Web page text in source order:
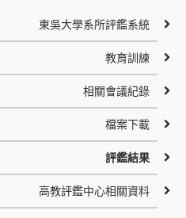
東吳大學系所評鑑系統
教育訓練
相關會議紀錄
檔案下載
評鑑結果
高教評鑑中心相關資料